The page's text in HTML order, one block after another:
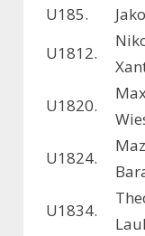
U185.
U1812.
U1820.
U1824.
U1834.